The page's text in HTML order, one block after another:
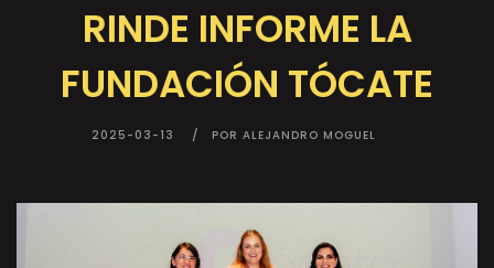
RINDE INFORME LA
FUNDACIÓN TÓCATE
2025-03-13 POR ALEJANDRO MOGUEL